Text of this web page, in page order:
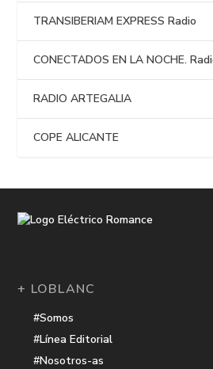
TRANSIBERIAM EXPRESS Radio
CONECTADOS EN LA NOCHE.
RADIO ARTEGALIA
COPE ALICANTE
+ LOBLANC
#Somos
#Línea Editorial
#Nosotros-as